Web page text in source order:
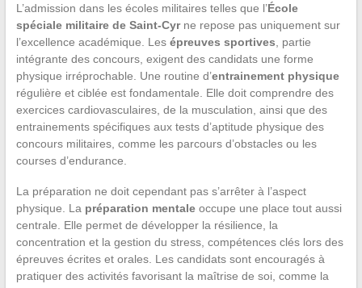
L’admission dans les écoles militaires telles que l’École
spéciale militaire de Saint-Cyrne repose pas uniquement sur
l’excellence académique. Les épreuves sportives , partie
intégrante des concours, exigent des candidats une forme
physique irréprochable. Une routine d’entrainement physique
régulière et ciblée est fondamentale. Elle doit comprendre des
exercices cardiovasculaires, de la musculation, ainsi que des
entrainements spécifiques aux tests d’aptitude physique des
concours militaires, comme les parcours d’obstacles ou les
courses d’endurance.
La préparation ne doit cependant pas s’arrêter à l’aspect
physique. La préparation mentaleoccupe une place tout aussi
centrale. Elle permet de développer la résilience, la
concentration et la gestion du stress, compétences clés lors des
épreuves écrites et orales. Les candidats sont encouragés à
pratiquer des activités favorisant la maîtrise de soi, comme la